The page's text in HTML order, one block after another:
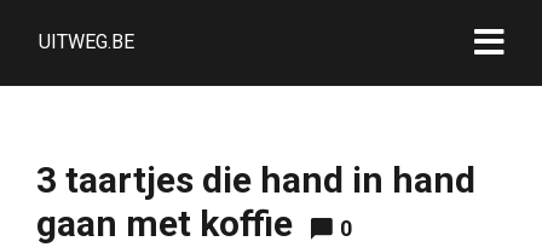
UITWEG.BE
3 taartjes die hand in hand
gaan met koffie
0